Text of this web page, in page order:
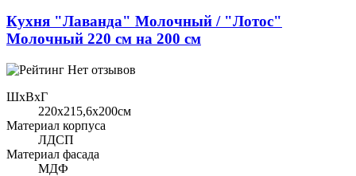
Кухня "Лаванда" Молочный / "Лотос"
Молочный 220 см на 200 см
Нет отзывов
ШхВхГ
220x215,6х200см
Материал корпуса
ЛДСП
Материал фасада
МДФ